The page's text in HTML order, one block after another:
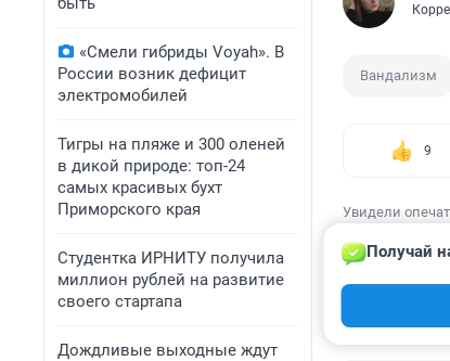
«Смели гибриды Voyah». В
России возник дефицит
электромобилей
Тигры на пляже и 300 оленей
в дикой природе: топ-24
самых красивых бухт
Приморского края
Студентка ИРНИТУ получила
миллион рублей на развитие
своего стартапа
Дождливые выходные ждут
Вандализм
9
Увидели
Получай